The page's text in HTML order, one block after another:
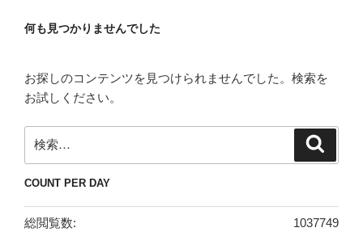
何も見つかりませんでした
お探しのコンテンツを見つけられませんでした。検索を
お試しください。
索:
COUNT PER DAY
1037749
総閲覧数: